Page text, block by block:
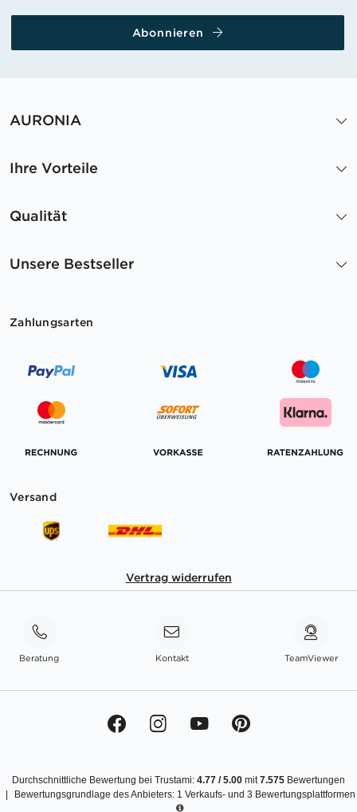
Abonnieren
AURONIA
Ihre Vorteile
Qualität
Unsere Bestseller
Zahlungsarten
Versand
Vertrag widerrufen
Beratung Kontakt TeamViewer
Durchschnittliche Bewertung bei Trustami: 4.77 /5.00 mit7.575 Bewertungen
Bewertungsgrundlage des Anbieters: 1 Verkaufs- und 3 Bewertungsplattformen